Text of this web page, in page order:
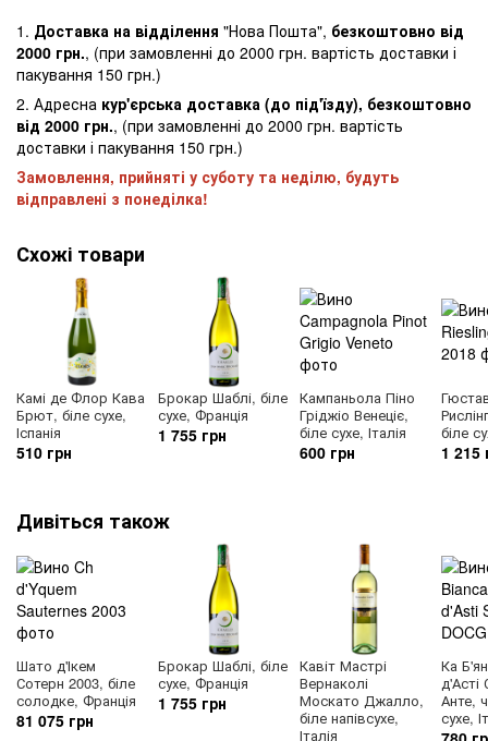
1. Доставка на відділення "Нова Пошта", безкоштовно від
2000 грн., (при замовленні до 2000 грн. вартість доставки і
пакування 150 грн.)
2. Адресна кур'єрська доставка (до під'їзду), безкоштовно
від 2000 грн., (при замовленні до 2000 грн. вартість
доставки і пакування 150 грн.)
Замовлення, прийняті у суботу та неділю, будуть
відправлені з понеділка!
Схожі товари
Камі де Флор Кава
Брют, біле сухе,
Іспанія
510 грн
Брокар Шаблі, біле
сухе, Франція
1 755 грн
Кампаньола Піно
Гріджіо Венеціє,
біле сухе, Італія
600 грн
біле
1 215
Дивіться також
Шато д'Ікем
Сотерн 2003, біле
солодке, Франція
81 075 грн
Брокар Шаблі, біле
сухе, Франція
1 755 грн
Кавіт Мастрі
Вернаколі
Москато Джалло,
біле напівсухе,
Італія
Ка
д'Асті
Анте,
сухе,